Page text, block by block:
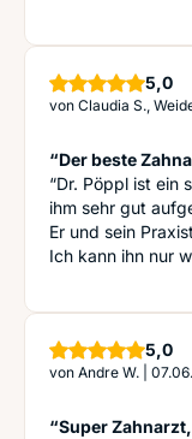
5,0
von Claudia S.,
“Der beste
“Dr. Pöppl ist ein
ihm sehr gut
Er und sein
Ich kann ihn nur
5,0
von Andre W.
“Super